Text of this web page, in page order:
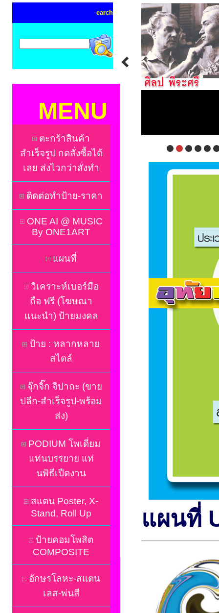
earch
MENU
ตะกร้าสินค้า
สำเร็จรูป กดสั่งซื้อได้
เลย ส่งไวกว่าสั่งทำ
ติดต่อทำป้าย-ราคา
ONE AI @ MUSIC
By ONE1ART
แผนที่
วิเคราะห์เบอร์มือ
ถือ ฟรี (โฆษณา
แนะนำ) ป้ายมงคล
ป้าย : หลากหลาย
สไตล์
จุ๊กจิ๊ก จิปาถะ (ขาย
ปลีก-สำเร็จรูป-พร้อม
ส่ง)
PODIUM โพเดี่ยม
แท่นบรรยาย แท่
นพิธีเปืดงาน
สแตน Poster, X-
Stand, Roll Up
ป้ายคอมโพสิต
COMPOSITE
อักษรโลหะ-สแตน
เลส-พ่นสี
แผนที่